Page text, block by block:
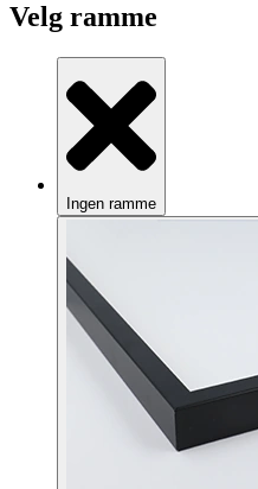
Velg ramme
Ingen ramme